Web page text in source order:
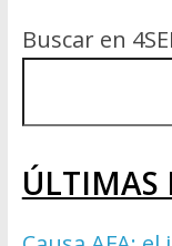
Buscar en
ÚLTIMAS